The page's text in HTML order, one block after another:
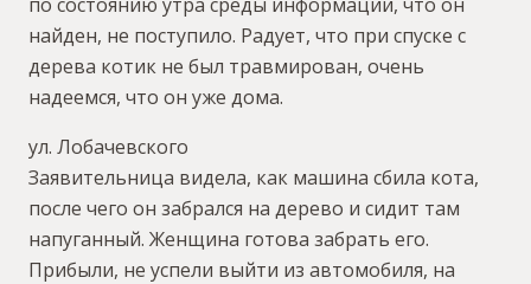
найден, не поступило. Радует, что при спуске с
дерева котик не был травмирован, очень
надеемся, что он уже дома.
ул. Лобачевского
Заявительница видела, как машина сбила кота,
после чего он забрался на дерево и сидит там
напуганный. Женщина готова забрать его.
Прибыли, не успели выйти из автомобиля, на